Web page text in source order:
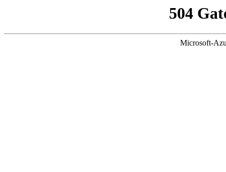
504
Microsoft-